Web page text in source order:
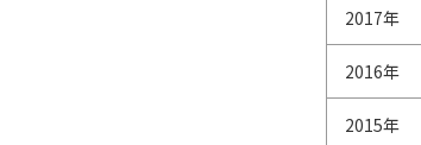
2017年
2016年
2015年